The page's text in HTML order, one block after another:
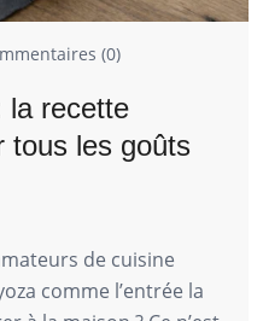
(0)
la recette
tous les goûts
de cuisine
comme l’entrée la